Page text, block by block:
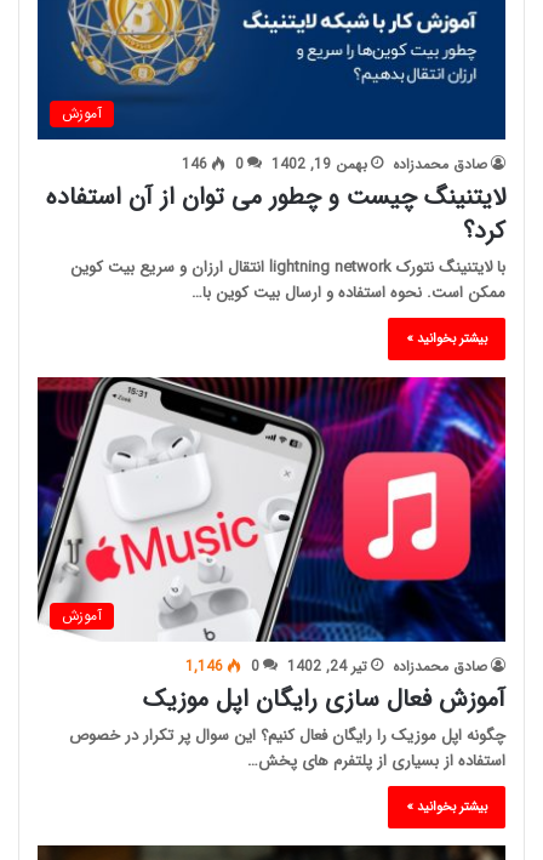
آموزش
صادق محمدزاده بهمن 19, 1402 0
146
لایتنینگ چیست و چطور می توان از آن استفاده
کرد؟
با لایتنینگ نتورک lightning network انتقال ارزان و سریع بیت کوین
ممکن است. نحوه استفاده و ارسال بیت کوین با…
بیشتر بخوانید »
آموزش
صادق محمدزاده تیر 24, 1402 0
1,146
آموزش فعال سازی رایگان اپل موزیک
چگونه اپل موزیک را رایگان فعال کنیم؟ این سوال پر تکرار در خصوص
استفاده از بسیاری از پلتفرم های پخش…
بیشتر بخوانید »